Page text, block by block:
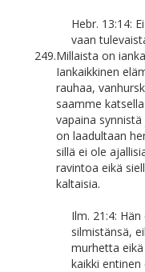
Hebr. 13:14:
vaan
249.Millaista on
Iankaikkinen
rauhaa,
saamme
vapaina
on laadultaan
sillä ei ole
ravintoa eikä
kaltaisia.
Ilm. 21:4:
silmistänsä,
murhetta
kaikki